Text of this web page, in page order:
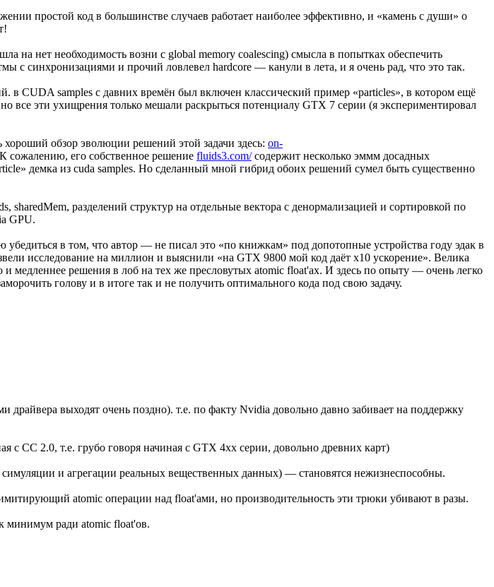
простой код в большинстве случаев работает наиболее эффективно, и «камень с души» о
на нет необходимость возни c global memory coalescing) смысла в попытках обеспечить
с синхронизациями и прочий ловлевел hardcore — канули в лета, и я очень рад, что это так.
в CUDA samples с давних времён был включен классический пример «particles», в котором ещё
все эти ухищрения только мешали раскрыться потенциалу GTX 7 серии (я экспериментировал
обзор эволюции решений этой задачи здесь: on-
сожалению, его собственное решение fluids3.com/содержит несколько эммм досадных
демка из cuda samples. Но сделанный мной гибрид обоих решений сумел быть существенно
разделений структур на отдельные вектора с денормализацией и сортировкой по
GPU.
в том, что автор — не писал это «по книжкам» под допотопные устройства году эдак в
исследование на миллион и выяснили «на GTX 9800 мой код даёт x10 ускорение». Велика
медленнее решения в лоб на тех же пресловутых atomic float'ах. И здесь по опыту — очень легко
голову и в итоге так и не получить оптимального кода под свою задачу.
выходят очень поздно). т.е. по факту Nvidia довольно давно забивает на поддержку
с CC 2.0, т.е. грубо говоря начиная с GTX 4xx серии, довольно древних карт)
и агрегации реальных вещественных данных) — становятся нежизнеспособны.
atomic операции над float'ами, но производительность эти трюки убивают в разы.
минимум ради atomic float'ов.